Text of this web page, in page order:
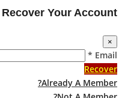
Recover Your Account
×
Email *
Recover
Already A Member?